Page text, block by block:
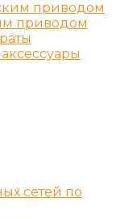
приводом
приводом
сетей по